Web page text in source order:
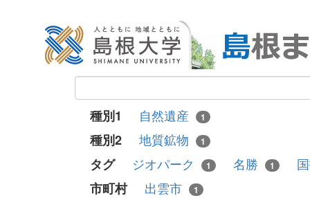
種別1 自然遺産 1
種別2 地質鉱物 1
タグ ジオパーク 1 名勝 1
市町村
出雲市 1